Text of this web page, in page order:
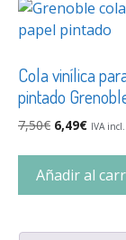
Cola vinílica
pintado
7,50€ 6,49€ IVA incl.
Añadir al